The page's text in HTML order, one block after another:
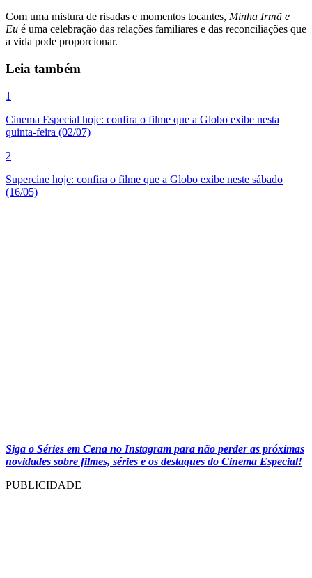
Com uma mistura de risadas e momentos tocantes, Minha Irmã e
Eu é uma celebração das relações familiares e das reconciliações que
a vida pode proporcionar.
Leia também
1
Cinema Especial hoje: confira o filme que a Globo exibe nesta
quinta-feira (02/07)
2
Supercine hoje: confira o filme que a Globo exibe neste sábado
(16/05)
Siga o Séries em Cena no Instagram para não perder as próximas
novidades sobre filmes, séries e os destaques do Cinema Especial!
PUBLICIDADE